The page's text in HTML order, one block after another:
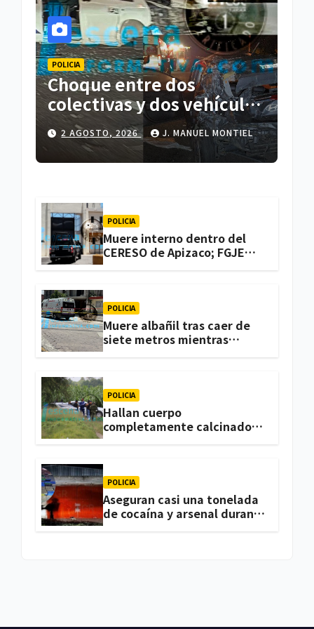
POLICIA
Choque entre dos
colectivas y dos vehículos
deja cinco personas
lesionadas en Atlihuetzia
2 AGOSTO, 2026 J. MANUEL MONTIEL
POLICIA
Muere interno dentro del
CERESO de Apizaco; FGJE
POLICIA
Muere albañil tras caer de
siete metros mientras
POLICIA
Hallan cuerpo
completamente calcinado
POLICIA
Aseguran casi una tonelada
de cocaína y arsenal durante